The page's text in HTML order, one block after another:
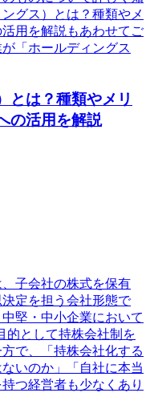
グス）とは？種類やメ
用を解説もあわせてご
「ホールディングス
とは？種類やメリ
の活用を解説
子会社の株式を保有
定を担う会社形態で
堅・中小企業において
的として持株会社制を
で、「持株会社化する
いのか」「自社に本当
つ経営者も少なくあり